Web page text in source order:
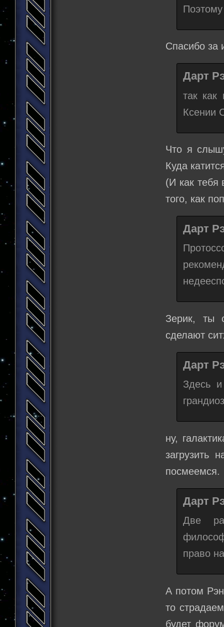
Спасибо за
Дарт
так как
Ксении
Что я
Куда
(И как тебя
того, как
Дарт
Зерик, ты
сделают
Дарт
Здесь
ну,
загрузить
посмеемся.
Дарт
Две
право
А потом
то
будет